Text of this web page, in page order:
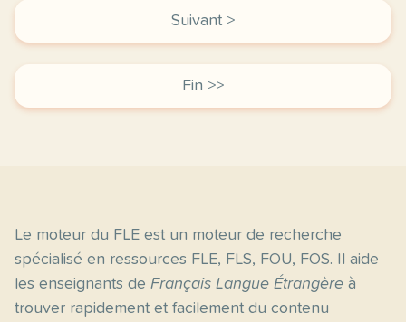
Suivant >
Fin >>
Le moteur du FLE est un moteur de recherche
spécialisé en ressources FLE, FLS, FOU, FOS. Il aide
les enseignants de Français Langue Étrangère à
trouver rapidement et facilement du contenu